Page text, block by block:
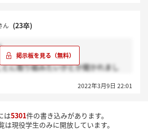
ん (23卒)
深掘りされました！
に取り組みたいかとか聞かれまし
2022年3月9日 22:01
は5301件の書き込みがあります。
は現役学生のみに開放しています。